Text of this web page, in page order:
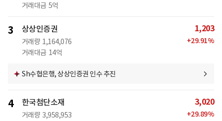
거래대금 5억
3 상상인증권
거래량 1,164,076
거래대금 14억
1,203
+29.91%
Sh수협은행, 상상인증권 인수 추진
4 한국첨단소재
거래량 3,958,953
3,020
+29.89%